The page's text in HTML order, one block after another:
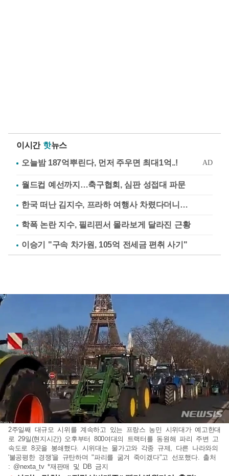
이시간 핫뉴스
월드컵 예선까지…축구협회, 심판 성접대 파문
한국 떠난 김지수, 프라하 여행사 차렸다더니…
학폭 논란 지수, 필리핀서 몰라보게 달라진 근황
이승기 "구속 차가원, 105억 전세금 편취 사기"
2주일째 대규모 시위를 계속하고 있는 프랑스 농민 시위대가 예고한대
로 29일(현지시간) 오후부터 800여대의 트랙터를 동원해 파리 주변 고
속도로 8곳을 봉쇄했다. 시위대는 물가고와 각종 규제, 다른 나라와의
'불공평한 경쟁'을 규탄하며 "파리를 굶겨 죽이겠다"고 선포했다. 출처
: @nexta_tv *재판매 및 DB 금지